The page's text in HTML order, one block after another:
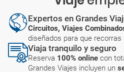
Expertos en Grandes
Circuitos, Viajes
diseñados para que
Viaja tranquilo y seguro
Reserva 100% online con
Grandes Viajes incluyen un